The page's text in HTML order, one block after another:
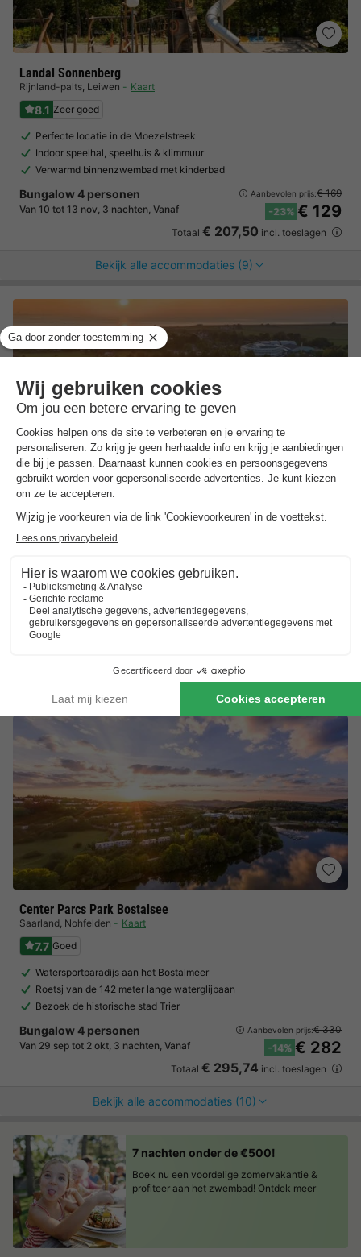
Landal Sonnenberg
Rijnland-palts, Leiwen Kaart
8.1 Zeer goed
Perfecte locatie in de Moezelstreek
Indoor speelhal, speelhuis & klimmuur
Verwarmd binnenzwembad met kinderbad
Bungalow 4 personen
Van 10 tot 13 nov, 3 nachten, Vanaf
Aanbevolen prijs:€ 169
-23% € 129
Totaal € 207,50 incl. toeslagen
Bekijk alle accommodaties (9)
Center Parcs Park Nordseeküste
Grote Aqua Mundo met meerdere verdiepingen
In een eigen jeep op Kids Safari
APPARTEMENT 2 personen
Van 9 tot 12 nov, 3 nachten, Vanaf
€ 216
Bekijk alle accommodaties (9)
Center Parcs Park Bostalsee
Saarland, Nohfelden Kaart
7.7 Goed
Watersportparadijs aan het Bostalmeer
Roetsj van de 142 meter lange waterglijbaan
Bezoek de historische stad Trier
Bungalow 4 personen
Van 29 sep tot 2 okt, 3 nachten, Vanaf
Aanbevolen prijs:€ 330
-14% € 282
Totaal € 295,74 incl. toeslagen
Bekijk alle accommodaties (10)
7 nachten onder de €500!
Boek nu een voordelige zomervakantie &
profiteer aan het zwembad! Ontdek meer